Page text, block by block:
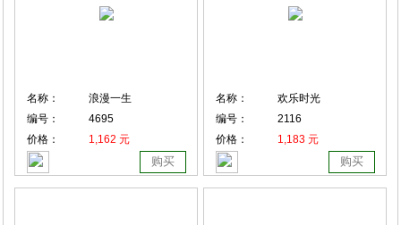
名称：
浪漫一生
编号：
4695
价格：
1,162 元
购买
名称：
欢乐时光
编号：
2116
价格：
1,183 元
购买